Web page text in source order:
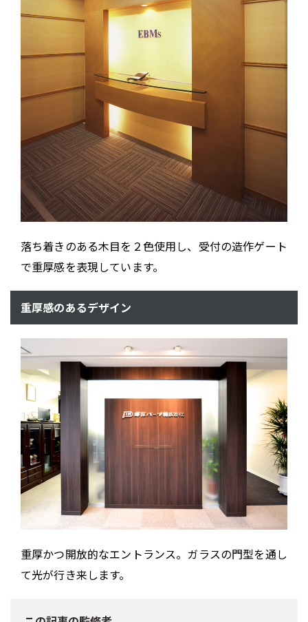
落ち着きのある木目を２色使用し、受付の造作ゲート
で重厚感を表現しています。
重厚感のあるデザイン
重厚かつ開放的なエントランス。ガラスの門型を通し
て光が行き来します。